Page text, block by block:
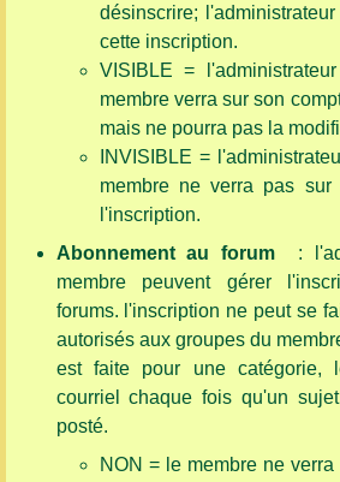
désinscrire;
cette inscription.
VISIBLE =
membre verra sur son
mais ne pourra pas la
INVISIBLE =
membre ne verra pas
l'inscription.
Abonnement au forum
:
membre peuvent gérer
forums. l'inscription ne peut se
autorisés aux groupes du
est faite pour une catégorie,
courriel chaque fois qu'un
posté.
NON = le membre ne